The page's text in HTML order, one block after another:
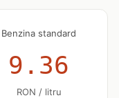
Benzina standard
9.36
RON / litru